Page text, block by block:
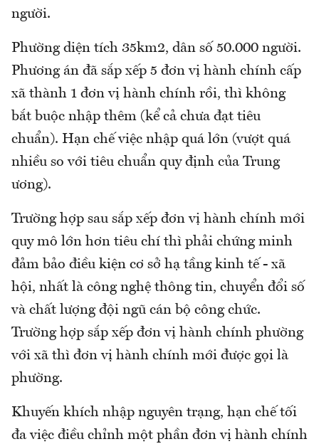
người.
Phường diện tích 35km2, dân số 50.000 người.
Phương án đã sắp xếp 5 đơn vị hành chính cấp
xã thành 1 đơn vị hành chính rồi, thì không
bắt buộc nhập thêm (kể cả chưa đạt tiêu
chuẩn). Hạn chế việc nhập quá lớn (vượt quá
nhiều so với tiêu chuẩn quy định của Trung
ương).
Trường hợp sau sắp xếp đơn vị hành chính mới
quy mô lớn hơn tiêu chí thì phải chứng minh
đảm bảo điều kiện cơ sở hạ tầng kinh tế - xã
hội, nhất là công nghệ thông tin, chuyển đổi số
và chất lượng đội ngũ cán bộ công chức.
Trường hợp sắp xếp đơn vị hành chính phường
với xã thì đơn vị hành chính mới được gọi là
phường.
Khuyến khích nhập nguyên trạng, hạn chế tối
đa việc điều chỉnh một phần đơn vị hành chính